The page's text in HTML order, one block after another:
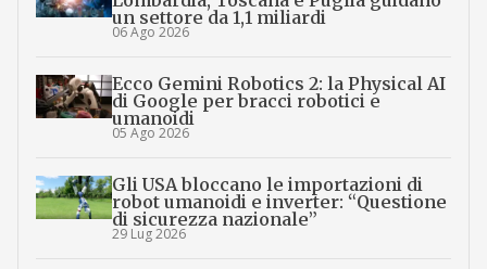
un settore da 1,1 miliardi
06 Ago 2026
Ecco Gemini Robotics 2: la Physical AI
di Google per bracci robotici e
umanoidi
05 Ago 2026
Gli USA bloccano le importazioni di
robot umanoidi e inverter: “Questione
di sicurezza nazionale”
29 Lug 2026